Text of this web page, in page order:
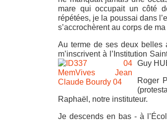
mare qui occupait un côté
répétées, je la poussai dans
s’accrochèrent au corps de
Au terme de ses deux belles
m’inscrivent à l’Institution
Guy
Roger
Raphaël, notre instituteur.
Je descends en bas - à